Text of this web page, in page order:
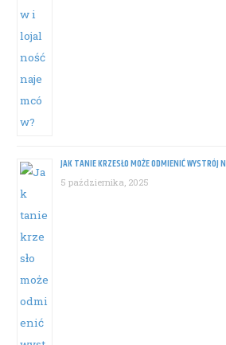
JAK TANIE KRZESŁO MOŻE ODMIENIĆ WYSTRÓJ
5 października, 2025